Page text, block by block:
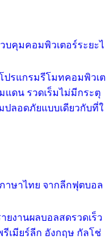
วบคุมคอมพิวเตอร์ระยะไ
ปรแกรมรีโมทคอมพิวเต
แดน รวดเร็มไม่มีกระตุ
ลอดภัยแบบเดียวกับที่ใ
าษาไทย จากลีกฟุตบอล
ยงานผลบอลสดรวดเร็ว
เมียร์ลีก อังกฤษ กัลโช่